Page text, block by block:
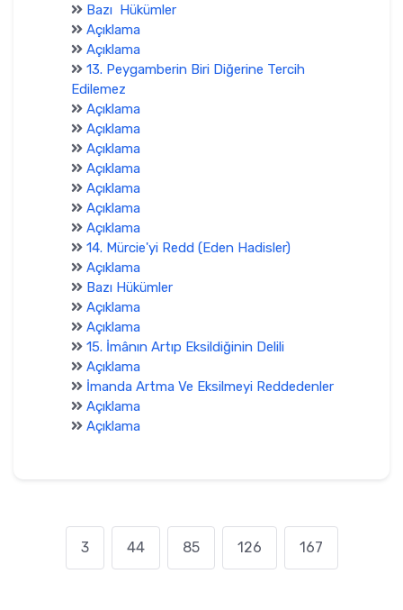
Bazı Hükümler
Açıklama
Açıklama
13. Peygamberin Biri Diğerine Tercih
Edilemez
Açıklama
Açıklama
Açıklama
Açıklama
Açıklama
Açıklama
Açıklama
14. Mürcie'yi Redd (Eden Hadisler)
Açıklama
Bazı Hükümler
Açıklama
Açıklama
15. İmânın Artıp Eksildiğinin Delili
Açıklama
İmanda Artma Ve Eksilmeyi Reddedenler
Açıklama
Açıklama
3 44 85 126 167